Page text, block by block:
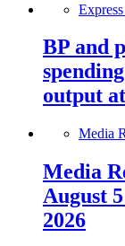
BP and
output
Media
Media
August
2026